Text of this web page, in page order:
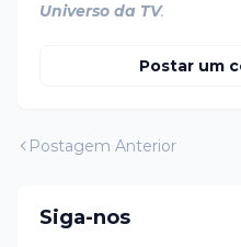
Universo da TV.
Postar um
Postagem Anterior
Siga-nos